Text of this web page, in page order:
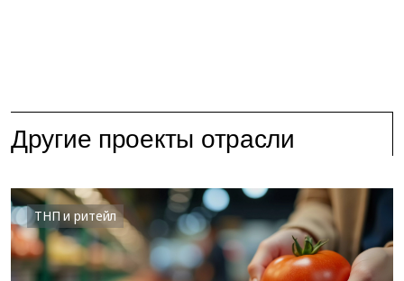
Другие проекты отрасли
ТНП и ритейл